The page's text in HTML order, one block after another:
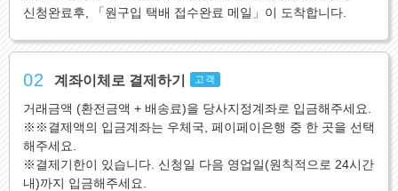
신청완료후, 「원구입 택배 접수완료 메일」이 도착합니다.
02 계좌이체로 결제하기 고객
거래금액 (환전금액 + 배송료)을 당사지정계좌로 입금해주세요.
※※결제액의 입금계좌는 우체국, 페이페이은행 중 한 곳을 선택
해주세요.
※결제기한이 있습니다. 신청일 다음 영업일(원칙적으로 24시간
내)까지 입금해주세요.